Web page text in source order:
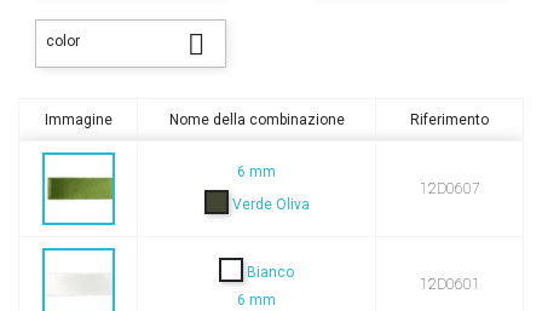
color 
Immagine Nome della combinazione Riferimento
6 mm
Verde Oliva
12D0607
Bianco
6 mm
12D0601